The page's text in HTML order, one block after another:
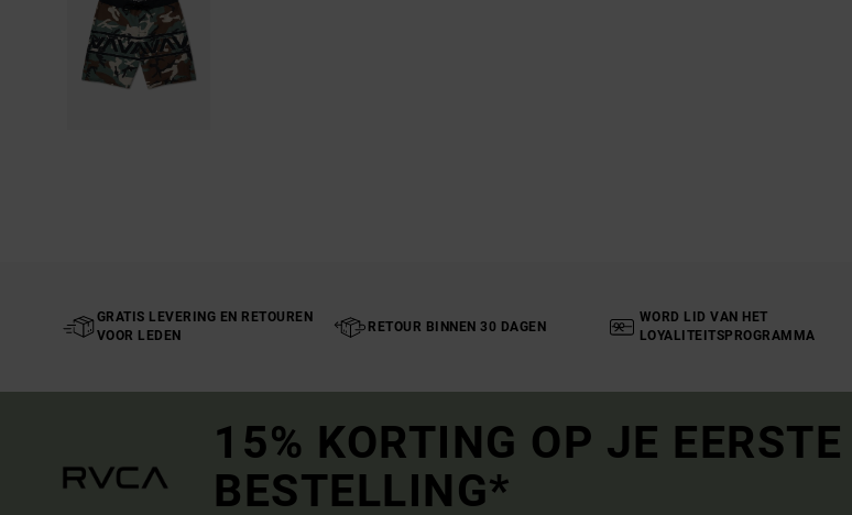
GRATIS LEVERING EN RETOUREN
VOOR LEDEN
RETOUR BINNEN 30 DAGEN
WORD LID VAN HET
LOYALITEITSPROGRAMMA
15% KORTING OP JE EERSTE
BESTELLING*